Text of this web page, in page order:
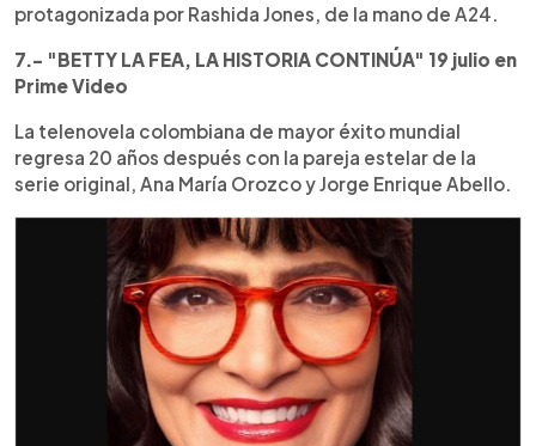
protagonizada por Rashida Jones, de la mano de A24.
7.- "BETTY LA FEA, LA HISTORIA CONTINÚA" 19 julio en
Prime Video
La telenovela colombiana de mayor éxito mundial
regresa 20 años después con la pareja estelar de la
serie original, Ana María Orozco y Jorge Enrique Abello.